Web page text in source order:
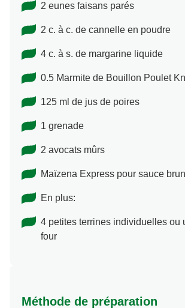
2 eunes faisans parés
2 c. à c. de cannelle en poudre
4 c. à s. de margarine liquide
0.5 Marmite de Bouillon Poulet
125 ml de jus de poires
1 grenade
2 avocats mûrs
Maïzena Express pour sauce
En plus:
4 petites terrines individuelles ou
four
Méthode de préparation